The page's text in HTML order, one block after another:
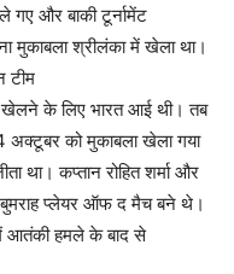
गए और बाकी टूर्नामेंट
मुकाबला श्रीलंका में खेला था।
टीम
खेलने के लिए भारत आई थी। तब
अक्टूबर को मुकाबला खेला गया
था। कप्तान रोहित शर्मा और
प्लेयर ऑफ द मैच बने थे।
आतंकी हमले के बाद से